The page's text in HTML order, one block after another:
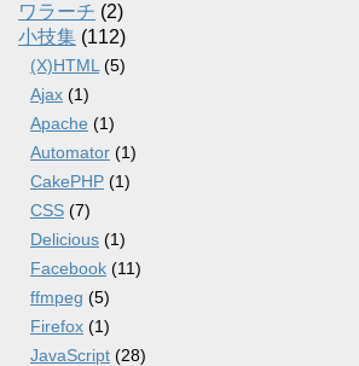
ワラーチ (2)
小技集 (112)
(X)HTML (5)
Ajax (1)
Apache (1)
Automator (1)
CakePHP (1)
CSS (7)
Delicious (1)
Facebook (11)
ffmpeg (5)
Firefox (1)
JavaScript (28)